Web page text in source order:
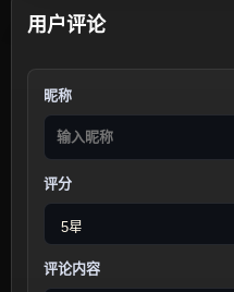
用户评论
昵称
评分
评论内容